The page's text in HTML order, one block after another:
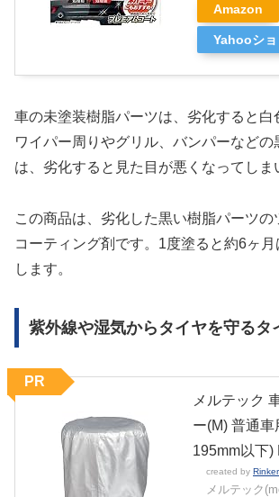
Amazon
Yahooシ
車の未塗装樹脂パーツは、劣化すると白
ワイパー周りやグリル、バンパーなどの
は、劣化すると見た目が悪くなってしま
この商品は、劣化した黒い樹脂パーツの
コーティング剤です。1度塗ると約6ヶ
します。
紫外線や湿気からタイヤを守るタ
メルテック
ー(M) 普通車
195mm以下)
created by Rinker
メルテック
PR